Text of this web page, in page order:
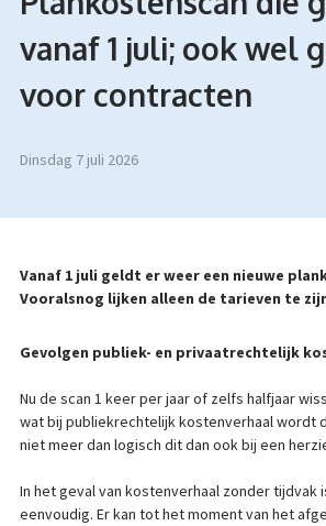
vanaf 1 juli; ook wel
voor contracten
dinsdag 7 juli 2026
Vanaf 1 juli geldt er weer een nieuwe
Vooralsnog lijken alleen de tarieven te
Gevolgen publiek- en privaatrechtelijk
Nu de scan 1 keer per jaar of zelfs halfjaar
wat bij publiekrechtelijk kostenverhaal wordt
niet meer dan logisch dit dan ook bij een
In het geval van kostenverhaal zonder tijdvak
eenvoudig. Er kan tot het moment van het